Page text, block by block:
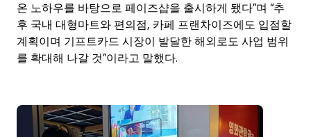
온 노하우를 바탕으로 페이즈샵을 출시하게 됐다”며 “추
후 국내 대형마트와 편의점, 카페 프랜차이즈에도 입점할
계획이며 기프트카드 시장이 발달한 해외로도 사업 범위
를 확대해 나갈 것”이라고 말했다.